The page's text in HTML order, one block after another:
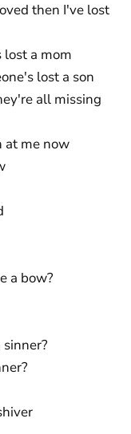
then I've lost
lost a mom
lost a son
all missing
at me now
a bow?